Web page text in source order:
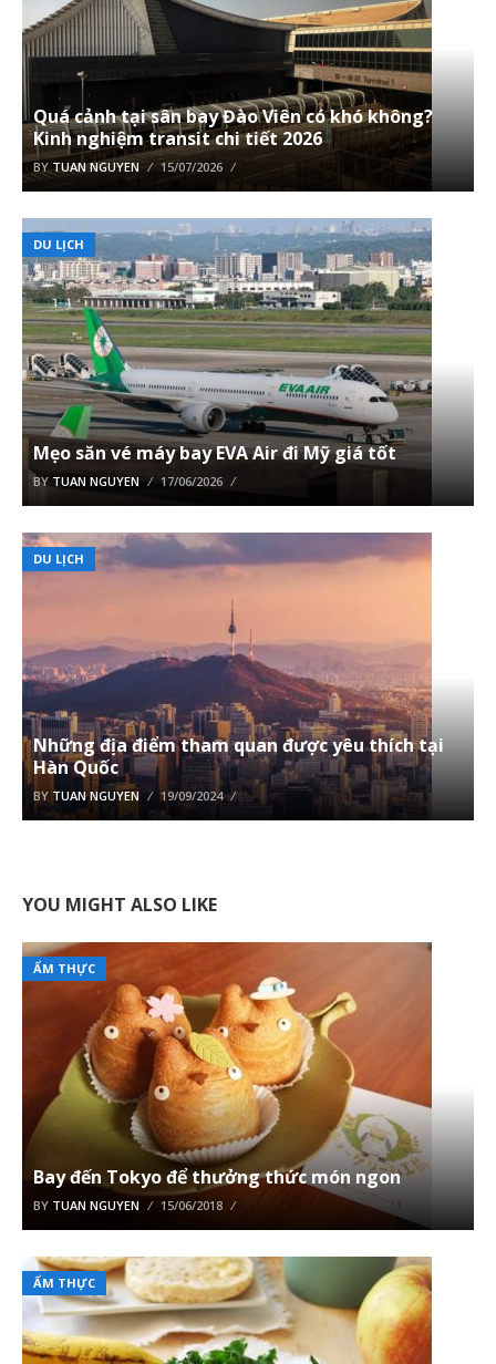
Quá cảnh tại sân bay Đào Viên có khó không?
Kinh nghiệm transit chi tiết 2026
BY TUAN NGUYEN 15/07/2026
DU LỊCH
Mẹo săn vé máy bay EVA Air đi Mỹ giá tốt
BY TUAN NGUYEN 17/06/2026
DU LỊCH
Những địa điểm tham quan được yêu thích tại
Hàn Quốc
BY TUAN NGUYEN 19/09/2024
YOU MIGHT ALSO LIKE
ẨM THỰC
Bay đến Tokyo để thưởng thức món ngon
BY TUAN NGUYEN 15/06/2018
ẨM THỰC